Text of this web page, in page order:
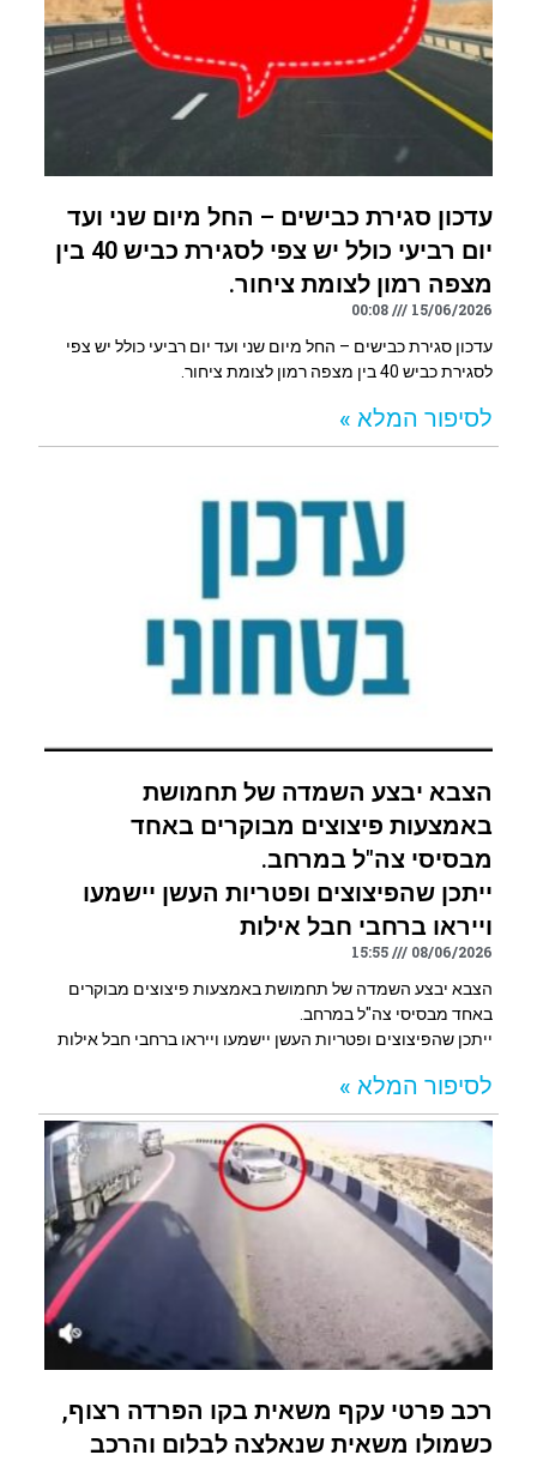
עדכון סגירת כבישים – החל מיום שני ועד
יום רביעי כולל יש צפי לסגירת כביש 40 בין
מצפה רמון לצומת ציחור.
15/06/2026
00:08
עדכון סגירת כבישים – החל מיום שני ועד יום רביעי כולל יש צפי
לסגירת כביש 40 בין מצפה רמון לצומת ציחור.
לסיפור המלא »
הצבא יבצע השמדה של תחמושת
באמצעות פיצוצים מבוקרים באחד
מבסיסי צה"ל במרחב.
ייתכן שהפיצוצים ופטריות העשן יישמעו
וייראו ברחבי חבל אילות
08/06/2026
15:55
הצבא יבצע השמדה של תחמושת באמצעות פיצוצים מבוקרים
באחד מבסיסי צה"ל במרחב.
ייתכן שהפיצוצים ופטריות העשן יישמעו וייראו ברחבי חבל אילות
לסיפור המלא »
רכב פרטי עקף משאית בקו הפרדה רצוף,
כשמולו משאית שנאלצה לבלום והרכב